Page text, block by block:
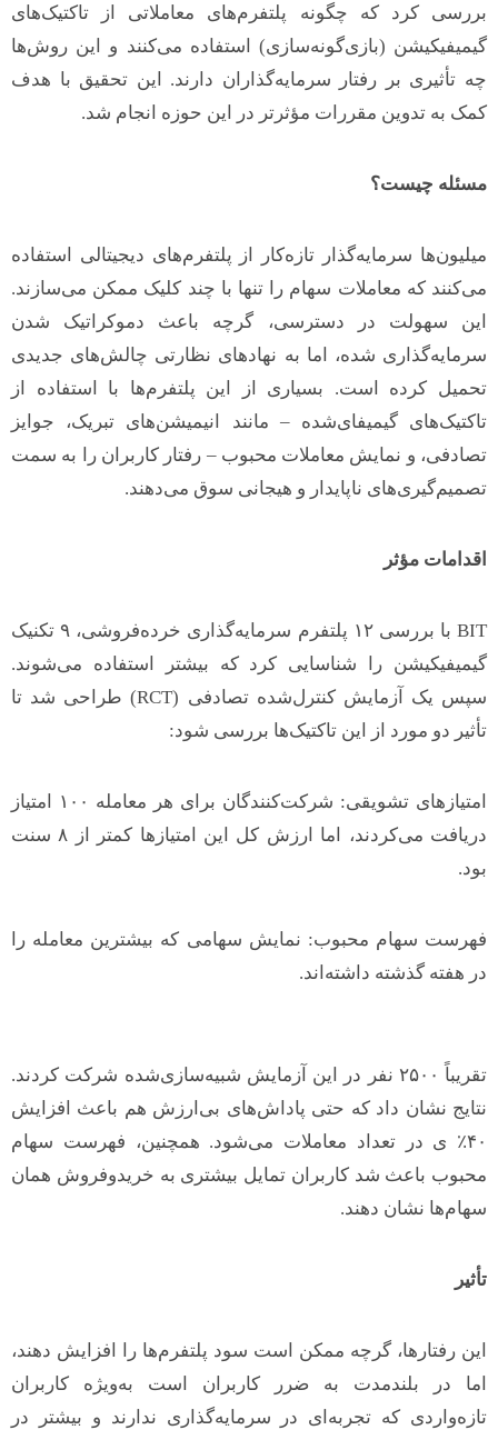
بررسی کرد که چگونه پلتفرم‌های معاملاتی از تاکتیک‌های
گیمیفیکیشن (بازی‌گونه‌سازی) استفاده می‌کنند و این روش‌ها
چه تأثیری بر رفتار سرمایه‌گذاران دارند. این تحقیق با هدف
کمک به تدوین مقررات مؤثرتر در این حوزه انجام شد.
مسئله چیست؟
میلیون‌ها سرمایه‌گذار تازه‌کار از پلتفرم‌های دیجیتالی استفاده
می‌کنند که معاملات سهام را تنها با چند کلیک ممکن می‌سازند.
این سهولت در دسترسی، گرچه باعث دموکراتیک شدن
سرمایه‌گذاری شده، اما به نهادهای نظارتی چالش‌های جدیدی
تحمیل کرده است. بسیاری از این پلتفرم‌ها با استفاده از
تاکتیک‌های گیمیفای‌شده – مانند انیمیشن‌های تبریک، جوایز
تصادفی، و نمایش معاملات محبوب – رفتار کاربران را به سمت
تصمیم‌گیری‌های ناپایدار و هیجانی سوق می‌دهند.
اقدامات مؤثر
BIT با بررسی ۱۲ پلتفرم سرمایه‌گذاری خرده‌فروشی، ۹ تکنیک
گیمیفیکیشن را شناسایی کرد که بیشتر استفاده می‌شوند.
سپس یک آزمایش کنترل‌شده تصادفی (RCT) طراحی شد تا
تأثیر دو مورد از این تاکتیک‌ها بررسی شود:
امتیازهای تشویقی: شرکت‌کنندگان برای هر معامله ۱۰۰ امتیاز
دریافت می‌کردند، اما ارزش کل این امتیازها کمتر از ۸ سنت
بود.
فهرست سهام محبوب: نمایش سهامی که بیشترین معامله را
در هفته گذشته داشته‌اند.
تقریباً ۲۵۰۰ نفر در این آزمایش شبیه‌سازی‌شده شرکت کردند.
نتایج نشان داد که حتی پاداش‌های بی‌ارزش هم باعث افزایش
۴۰٪ ی در تعداد معاملات می‌شود. همچنین، فهرست سهام
محبوب باعث شد کاربران تمایل بیشتری به خریدوفروش همان
سهام‌ها نشان دهند.
تأثیر
این رفتارها، گرچه ممکن است سود پلتفرم‌ها را افزایش دهند،
اما در بلندمدت به ضرر کاربران است به‌ویژه کاربران
تازه‌واردی که تجربه‌ای در سرمایه‌گذاری ندارند و بیشتر در